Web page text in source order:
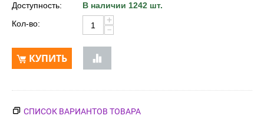
Доступность:
В наличии 1242 шт.
Кол-во:
+
−
КУПИТЬ
СПИСОК ВАРИАНТОВ ТОВАРА